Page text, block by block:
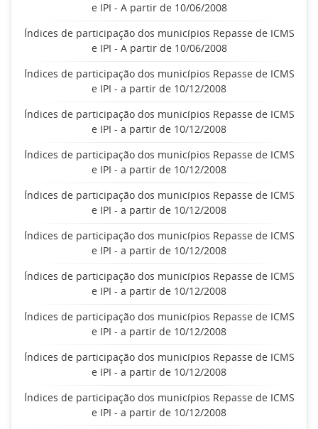
e IPI - A partir de 10/06/2008
Índices de participação dos municípios Repasse de ICMS
e IPI - A partir de 10/06/2008
Índices de participação dos municípios Repasse de ICMS
e IPI - a partir de 10/12/2008
Índices de participação dos municípios Repasse de ICMS
e IPI - a partir de 10/12/2008
Índices de participação dos municípios Repasse de ICMS
e IPI - a partir de 10/12/2008
Índices de participação dos municípios Repasse de ICMS
e IPI - a partir de 10/12/2008
Índices de participação dos municípios Repasse de ICMS
e IPI - a partir de 10/12/2008
Índices de participação dos municípios Repasse de ICMS
e IPI - a partir de 10/12/2008
Índices de participação dos municípios Repasse de ICMS
e IPI - a partir de 10/12/2008
Índices de participação dos municípios Repasse de ICMS
e IPI - a partir de 10/12/2008
Índices de participação dos municípios Repasse de ICMS
e IPI - a partir de 10/12/2008